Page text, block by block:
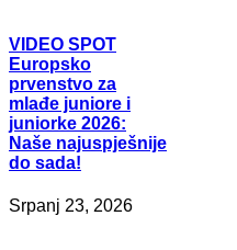
VIDEO SPOT
Europsko
prvenstvo za
mlađe juniore i
juniorke 2026:
Naše najuspješnije
do sada!
Srpanj 23, 2026